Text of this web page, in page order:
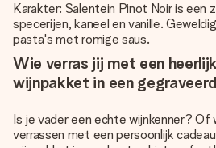
Karakter: Salentein Pinot Noir is een
specerijen, kaneel en vanille.
pasta's met romige saus.
Wie verras jij met een
wijnpakket in een
Is je vader een echte wijnkenner? Of
verrassen met een persoonlijk